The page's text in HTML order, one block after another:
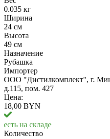
0.035 кг
Ширина
24 см
Высота
49 см
Назначение
Рубашка
Импортер
ООО "Дистилкомплект", г.
д.115, пом. 427
Цена:
18,00 BYN
есть на складе
Количество